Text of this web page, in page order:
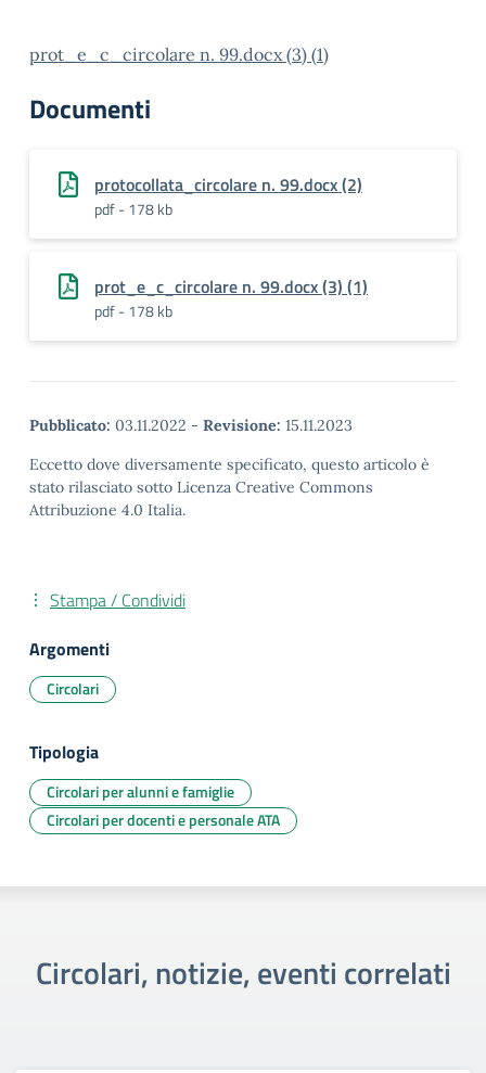
prot_e_c_circolare n. 99.docx (3) (1)
Documenti
protocollata_circolare n. 99.docx (2)
pdf - 178 kb
prot_e_c_circolare n. 99.docx (3) (1)
pdf - 178 kb
Pubblicato: 03.11.2022 - Revisione: 15.11.2023
Eccetto dove diversamente specificato, questo articolo è
stato rilasciato sotto Licenza Creative Commons
Attribuzione 4.0 Italia.
Stampa / Condividi
Argomenti
Circolari
Tipologia
Circolari per alunni e famiglie
Circolari per docenti e personale ATA
Circolari, notizie, eventi correlati